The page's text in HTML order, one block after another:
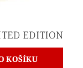
EDITION